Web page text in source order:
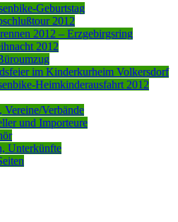
Geburtstag
2012
2012 – Erzgebirgsring
2012
im Kinderkurheim Volkersdorf
Heimkinderausfahrt 2012
Verbände
und Importeure
Unterkünfte